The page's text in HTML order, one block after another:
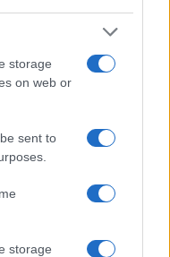
storage
on web or
sent to
storage
fiorentina,
Maria Novella in un
dirige
slow, firma dossier
il primo